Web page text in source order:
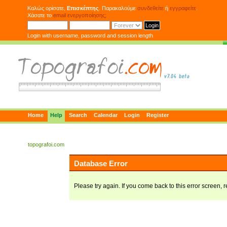
Καλώς ορίσατε, Επισκέπτης . Παρακαλούμε συνδεθείτε ή εγγραφείτε
Χάσατε το email ενεργοποίησης;
Login with username, password and session length
Home Help Search Calendar Login Register
topografoi.com
Database Error
Please try again. If you come back to this error screen,